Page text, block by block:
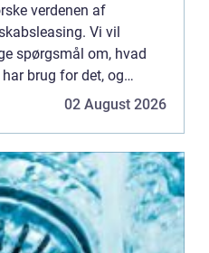
verdenen af
Vi vil
spørgsmål om, hvad
brug for det, og
er totalentreprise?
02 August 2026